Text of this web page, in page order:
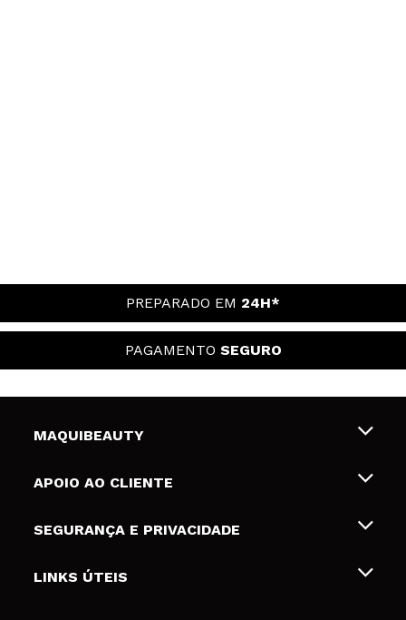
PREPARADO EM 24H*
PAGAMENTO SEGURO
MAQUIBEAUTY
Sobre nós
Gift Cards
APOIO AO CLIENTE
Envios e Devoluções
Formas de pagamento
SEGURANÇA E PRIVACIDADE
Termos e Privacidade
LINKS ÚTEIS